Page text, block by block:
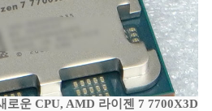
로운 CPU, AMD 라이젠 7 7700X3D